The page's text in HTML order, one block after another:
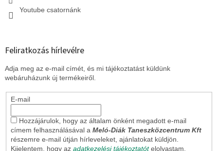
Youtube csatornánk
Feliratkozás hírlevélre
Adja meg az e-mail címét, és mi tájékoztatást küldünk
webáruházunk új termékeiről.
E-mail
Hozzájárulok, hogy az általam önként megadott e-mail
címem felhasználásával a Meló-Diák Taneszközcentrum Kft
részemre e-mail útján hírleveleket, ajánlatokat küldjön.
Kijelentem, hogy az adatkezelési tájékoztatót elolvastam.